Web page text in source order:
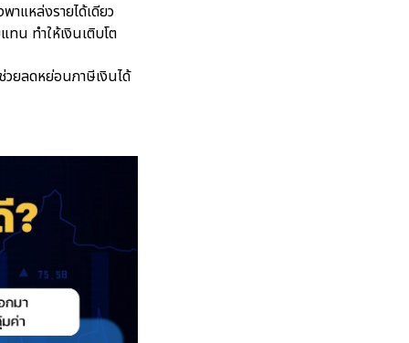
าแหล่งรายได้เดียว
ทน ทำให้เงินเติบโต
ยลดหย่อนภาษีเงินได้